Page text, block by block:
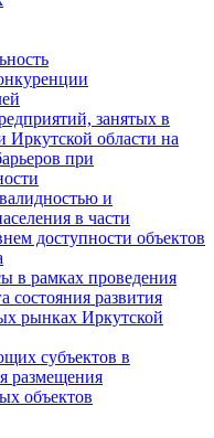
занятых в
области на
при
и
в части
доступности объектов
в рамках проведения
состояния развития
рынках Иркутской
субъектов в
размещения
объектов